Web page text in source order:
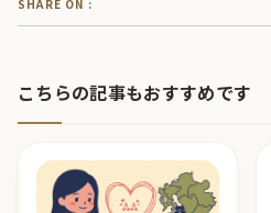
SHARE ON :
こちらの記事もおすすめです